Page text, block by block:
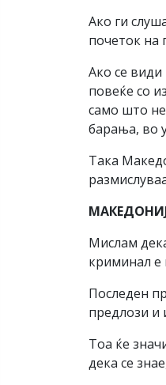
Ако ги
почеток на
Ако се види
повеќе со
само што не
барања, во
Така
Мислам
криминал е
Последен
предлози и
Тоа ќе
дека се